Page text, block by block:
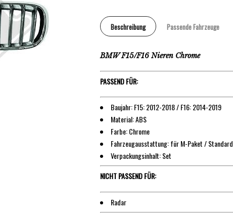
Beschreibung Passende Fahrzeuge
BMW F15/F16 Nieren Chrome
PASSEND FÜR:
Baujahr: F15: 2012-2018 / F16: 2014-2019
Material: ABS
Farbe: Chrome
Fahrzeugausstattung: für M-Paket / Standard
Verpackungsinhalt: Set
NICHT PASSEND FÜR:
Radar